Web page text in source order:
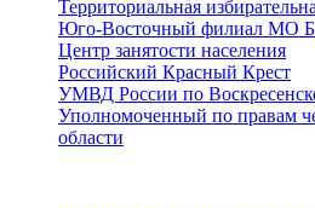
Территориальная
Юго-Восточный филиал МО
Центр занятости населения
Российский Красный Крест
УМВД России по
Уполномоченный по правам
области